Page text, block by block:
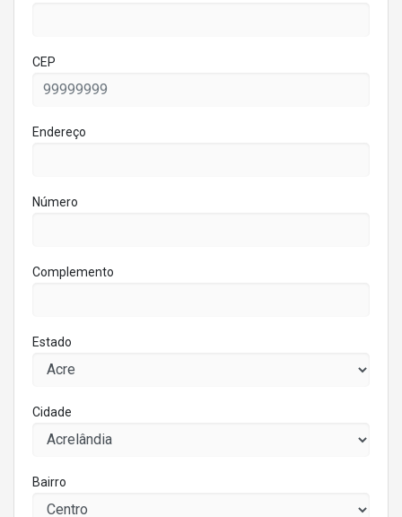
CEP
Endereço
Número
Complemento
Estado
Cidade
Bairro